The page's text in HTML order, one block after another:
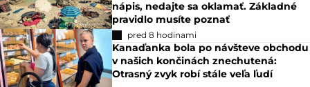
nápis, nedajte sa oklamať. Základné
pravidlo musíte poznať
pred 8 hodinami
Kanaďanka bola po návšteve obchodu
v našich končinách znechutená:
Otrasný zvyk robí stále veľa ľudí